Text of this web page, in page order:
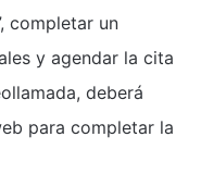
completar un
y agendar la cita
deberá
para completar la